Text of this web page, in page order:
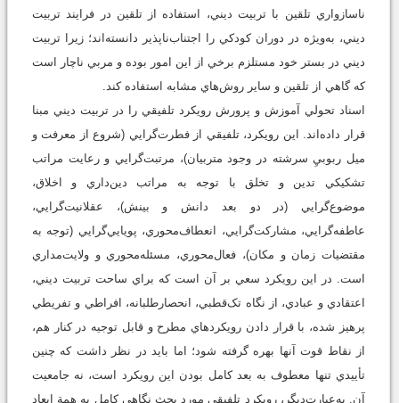
ناسازواري تلقين با تربيت ديني، استفاده از تلقين در فرايند تربيت
ديني، به‌ويژه در دوران كودكي را اجتناب‌ناپذير دانسته‌اند؛ زيرا تربيت
ديني در بستر خود مستلزم برخي از اين امور بوده و مربي ناچار است
كه گاهي از تلقين و ساير روش‌هاي مشابه استفاده كند.
اسناد تحولي آموزش و پرورش رويكرد تلفيقي را در تربيت ديني مبنا
قرار داده‌اند. اين رويكرد، تلفيقي از فطرت‌گرايي (شروع از معرفت و
ميل ربوبيِ سرشته در وجود متربيان)، مرتبت‌گرايي و رعايت مراتب
تشكيكي تدين و تخلق با توجه به مراتب دين‌داري و اخلاق،
موضوع‌گرايي (در دو بعد دانش و بينش)، عقلانيت‌گرايي،
عاطفه‌گرايي، مشاركت‌گرايي، ‌انعطاف‌محوري، پويايي‌گرايي (توجه به
مقتضيات زمان و مكان)، فعال‌محوري، مسئله‌محوري و ولايت‌مداري
است. در اين رويکرد سعي بر آن است که براي ساحت تربيت ديني،
اعتقادي و عبادي، از نگاه تک‌قطبي، انحصارطلبانه، افراطي و تفريطي
پرهيز شده، با قرار دادن رويکردهاي مطرح و قابل توجيه در کنار هم،
از نقاط قوت آنها بهره گرفته شود؛ اما بايد در نظر داشت که چنين
تأييدي تنها معطوف به بعد کامل بودن اين رويکرد است، نه جامعيت
آن. به‌عبارت‌ديگر، رويکرد تلفيقي مورد بحث نگاهي کامل به همة ابعاد